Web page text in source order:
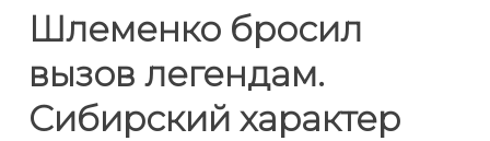
Шлеменко бросил
вызов легендам.
Сибирский характер